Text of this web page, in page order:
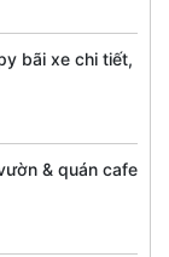
bãi xe chi tiết,
& quán cafe